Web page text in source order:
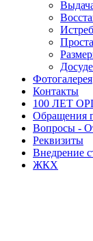
Фотогалерея
Контакты
100 ЛЕТ
Обращения
Вопросы -
Реквизиты
Внедрение
ЖКХ